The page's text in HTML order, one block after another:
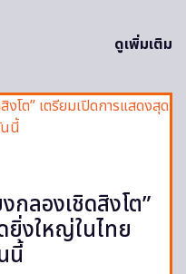
ดูเพิ่มเติม
กลองเชิดสิงโต”
ยิ่งใหญ่ในไทย
นี้